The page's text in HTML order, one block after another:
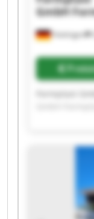
Hattingen
GmbH
Formplast
Formplast
GmbH
Formplast
GmbH